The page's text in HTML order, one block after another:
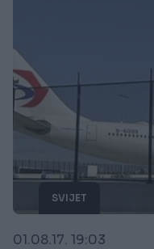
SVIJET
01.08.17. 19:03